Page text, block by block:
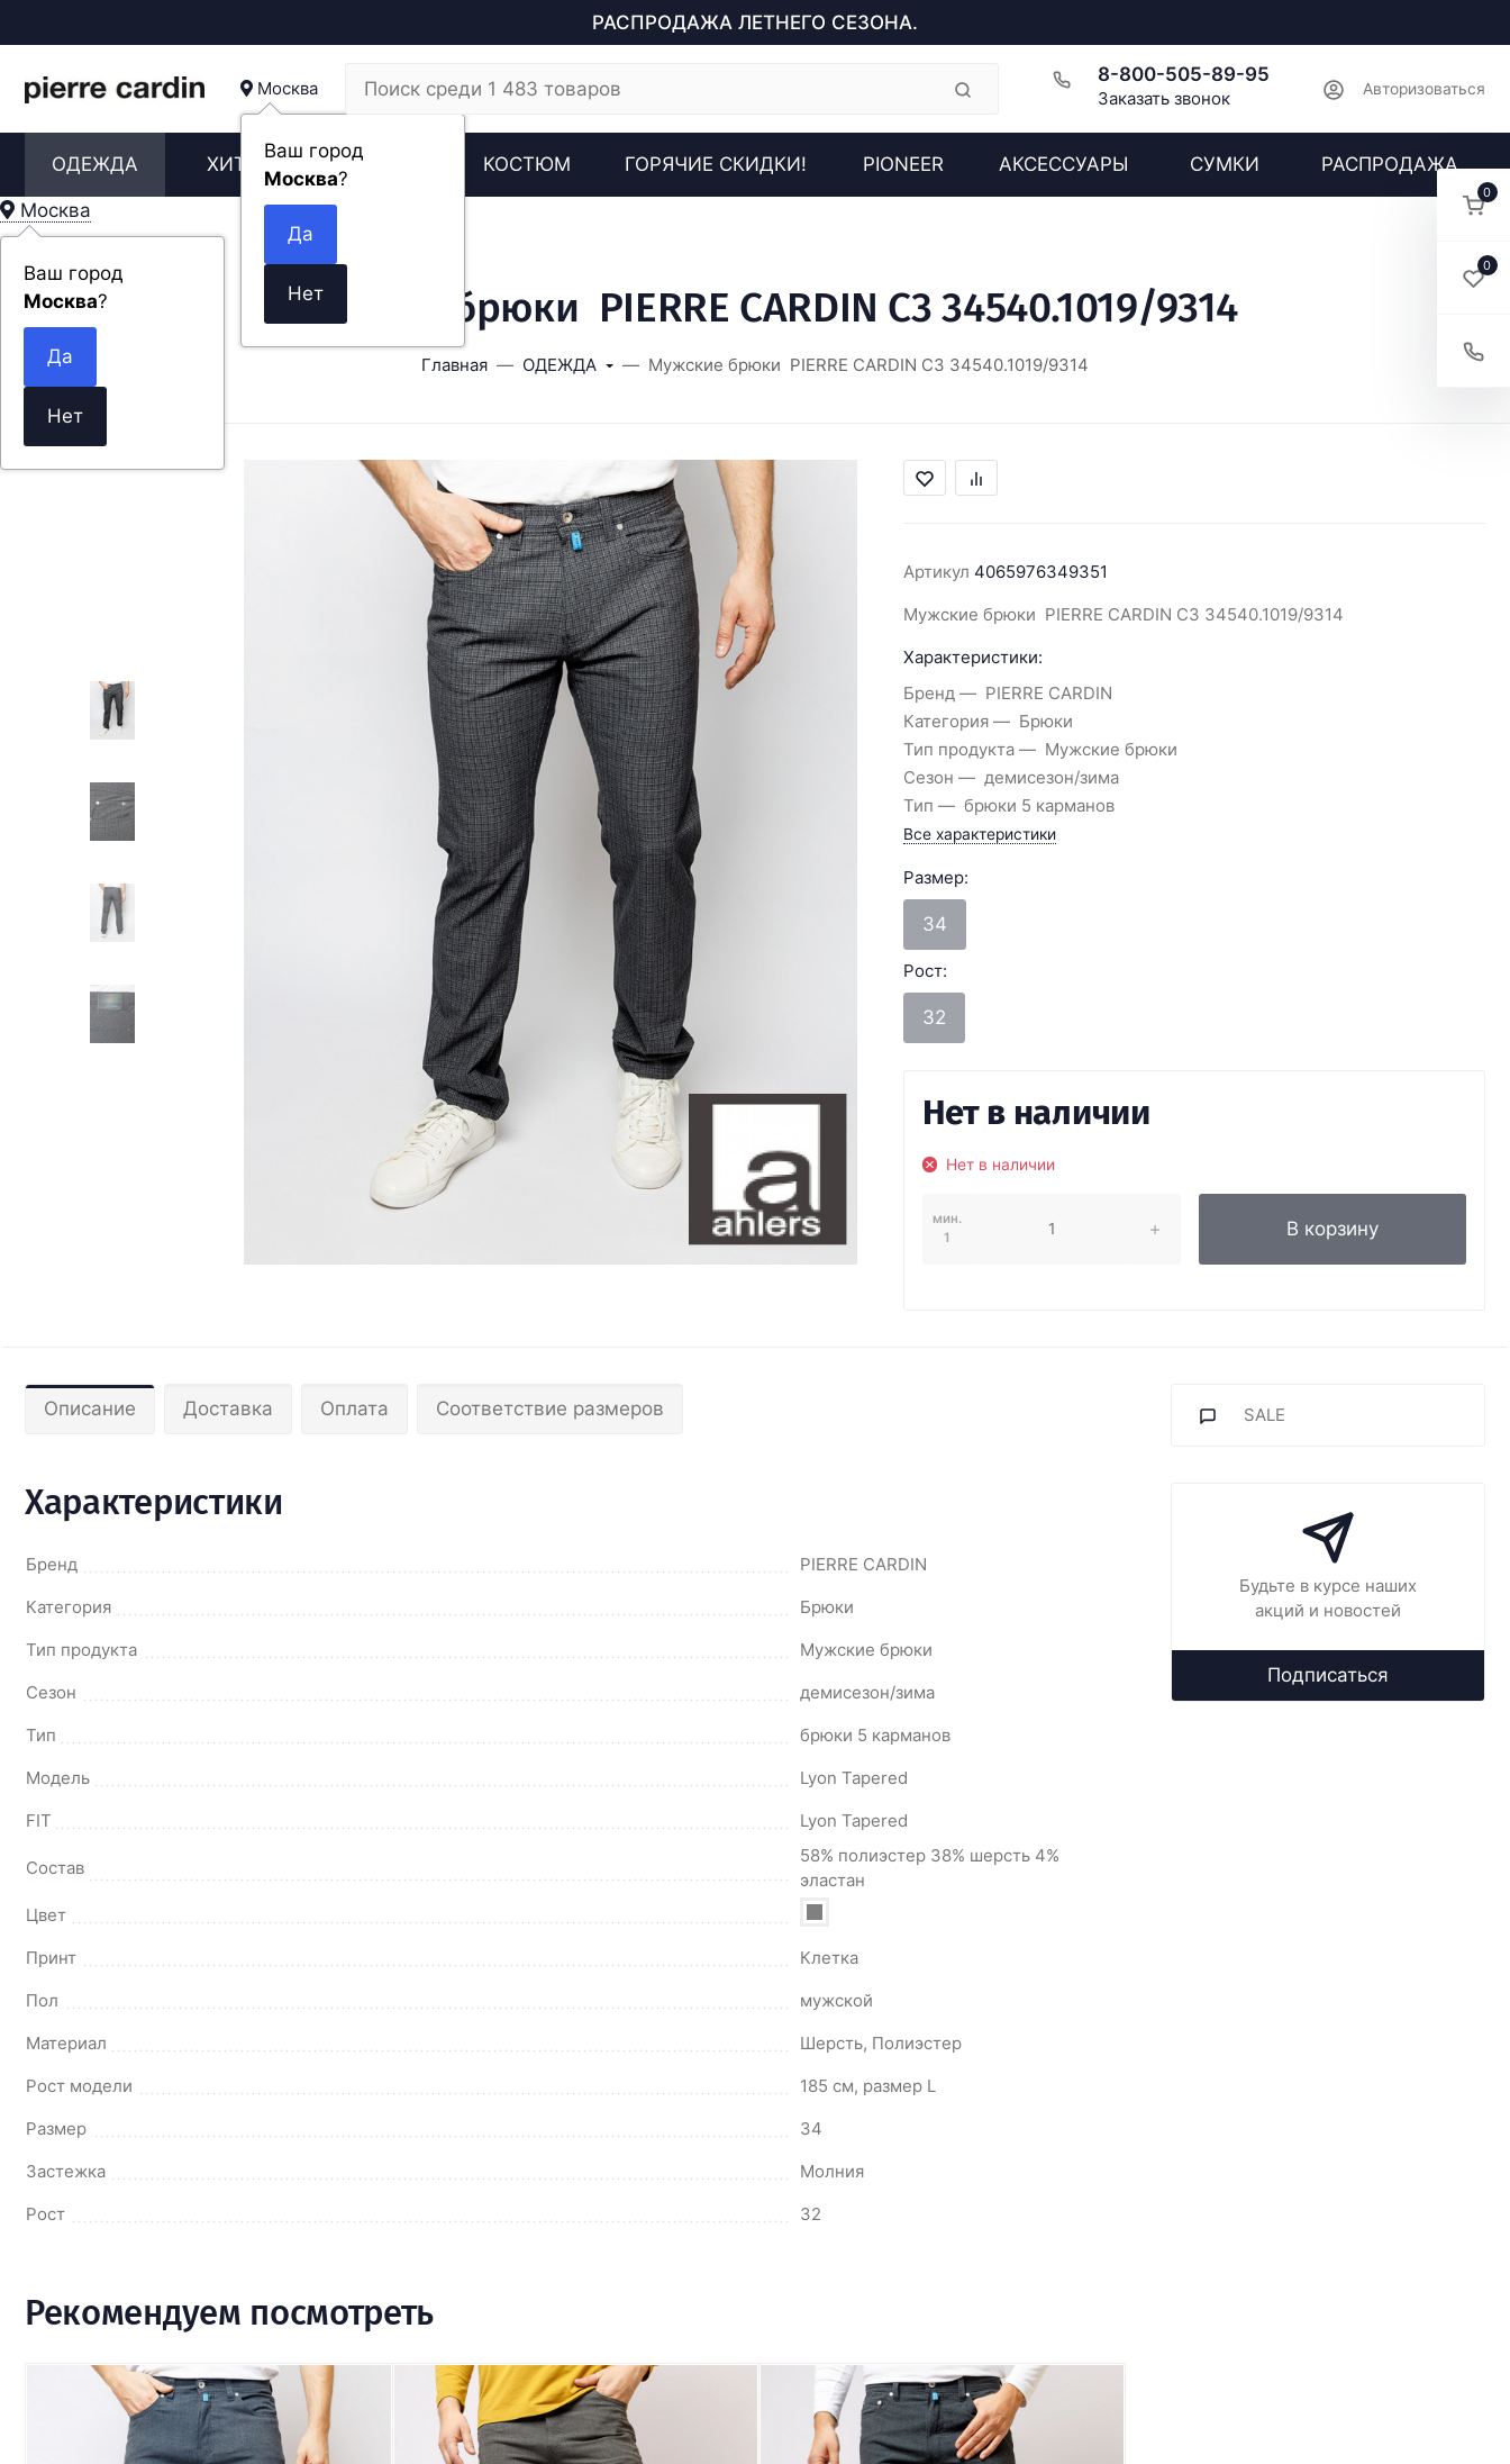
РАСПРОДАЖА ЛЕТНЕГО СЕЗОНА.
Москва
Ваш город
Москва?
8-800-505-89-95
Заказать звонок Авторизоваться
ОДЕЖДА ХИТЫ НОВИНКИ КОСТЮМ ГОРЯЧИЕ СКИДКИ! PIONEER АКСЕССУАРЫ СУМКИ РАСПРОДАЖА
Москва
Ваш город
Москва? Мужские брюки PIERRE CARDIN C3 34540.1019/9314
Главная ОДЕЖДА Мужские брюки PIERRE CARDIN C3 34540.1019/9314
Артикул 4065976349351
Мужские брюки PIERRE CARDIN C3 34540.1019/9314
Характеристики:
Бренд
PIERRE CARDIN
Категория
Брюки
Тип продукта
Мужские брюки
Сезон
демисезон/зима
Тип
брюки 5 карманов
Все характеристики
Размер:
34
Рост:
32
Нет в наличии
Нет в наличии
мин.
1
В корзину
Описание Доставка Оплата Соответствие размеров
Характеристики
Бренд
PIERRE CARDIN
Категория
Брюки
Тип продукта
Мужские брюки
Сезон
демисезон/зима
Тип
брюки 5 карманов
Модель
Lyon Tapered
FIT
Lyon Tapered
Состав
58% полиэстер 38% шерсть 4%
эластан
Цвет
Принт
Клетка
Пол
мужской
Материал
Шерсть, Полиэстер
Рост модели
185 см, размер L
Размер
34
Застежка
Молния
Рост
32
Рекомендуем посмотреть
SALE
Будьте в курсе наших
акций и новостей
Подписаться
0
0